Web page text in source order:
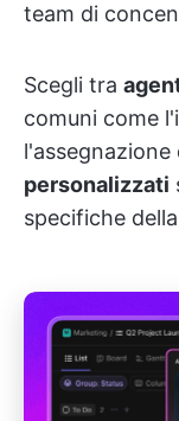
team di
Scegli tra
comuni come
personalizzati
specifiche